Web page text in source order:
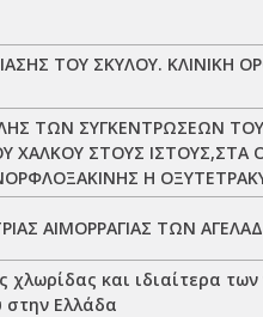
ΤΟΥ ΣΚΥΛΟΥ. ΚΛΙΝΙΚΗ
ΤΩΝ ΣΥΓΚΕΝΤΡΩΣΕΩΝ ΤΟΥ
ΧΑΛΚΟΥ ΣΤΟΥΣ ΙΣΤΟΥΣ,ΣΤΑ
Η
ΑΙΜΟΡΡΑΓΙΑΣ ΤΩΝ
χλωρίδας και ιδιαίτερα
στην Ελλάδα